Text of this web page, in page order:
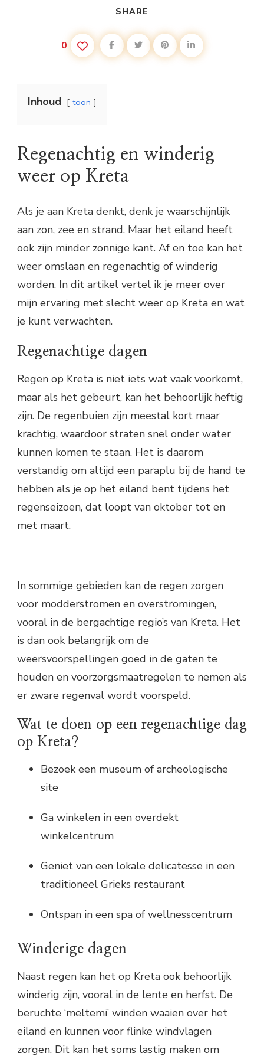
SHARE
0
Inhoud toon
Regenachtig en winderig
weer op Kreta
Als je aan Kreta denkt, denk je waarschijnlijk
aan zon, zee en strand. Maar het eiland heeft
ook zijn minder zonnige kant. Af en toe kan het
weer omslaan en regenachtig of winderig
worden. In dit artikel vertel ik je meer over
mijn ervaring met slecht weer op Kreta en wat
je kunt verwachten.
Regenachtige dagen
Regen op Kreta is niet iets wat vaak voorkomt,
maar als het gebeurt, kan het behoorlijk heftig
zijn. De regenbuien zijn meestal kort maar
krachtig, waardoor straten snel onder water
kunnen komen te staan. Het is daarom
verstandig om altijd een paraplu bij de hand te
hebben als je op het eiland bent tijdens het
regenseizoen, dat loopt van oktober tot en
met maart.
In sommige gebieden kan de regen zorgen
voor modderstromen en overstromingen,
vooral in de bergachtige regio’s van Kreta. Het
is dan ook belangrijk om de
weersvoorspellingen goed in de gaten te
houden en voorzorgsmaatregelen te nemen als
er zware regenval wordt voorspeld.
Wat te doen op een regenachtige dag
op Kreta?
Bezoek een museum of archeologische
site
Ga winkelen in een overdekt
winkelcentrum
Geniet van een lokale delicatesse in een
traditioneel Grieks restaurant
Ontspan in een spa of wellnesscentrum
Winderige dagen
Naast regen kan het op Kreta ook behoorlijk
winderig zijn, vooral in de lente en herfst. De
beruchte ‘meltemi’ winden waaien over het
eiland en kunnen voor flinke windvlagen
zorgen. Dit kan het soms lastig maken om